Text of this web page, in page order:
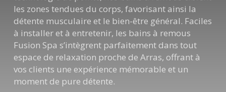
les zones tendues du corps, favorisant ainsi la
détente musculaire et le bien-être général. Faciles
à installer et à entretenir, les bains à remous
Fusion Spa s’intègrent parfaitement dans tout
espace de relaxation proche de Arras, offrant à
vos clients une expérience mémorable et un
moment de pure détente.